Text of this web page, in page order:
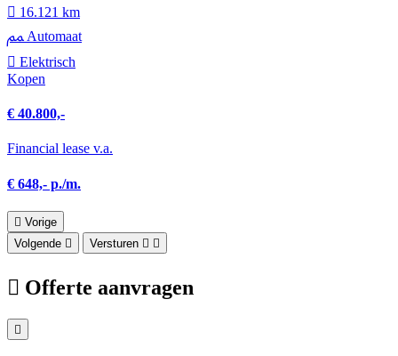
16.121 km
Automaat
Elektrisch
Kopen
€ 40.800,-
Financial lease v.a.
€ 648,- p./m.
Vorige
Volgende
Versturen
Offerte aanvragen